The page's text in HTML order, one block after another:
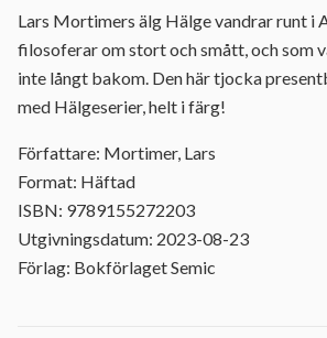
Lars Mortimers älg Hälge vandrar runt i
filosoferar om stort och smått, och som
inte långt bakom. Den här tjocka
med Hälgeserier, helt i färg!
Författare: Mortimer, Lars
Format: Häftad
ISBN: 9789155272203
Utgivningsdatum: 2023-08-23
Förlag: Bokförlaget Semic